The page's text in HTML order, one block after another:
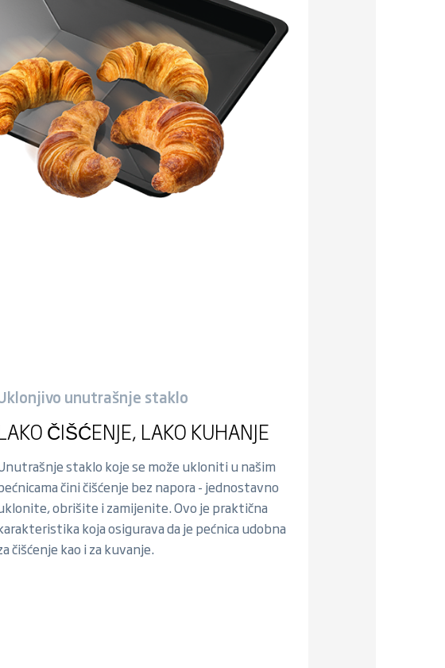
unutrašnje staklo
ČIŠĆENJE, LAKO KUHANJE
staklo koje se može ukloniti u našim
čini čišćenje bez napora - jednostavno
obrišite i zamijenite. Ovo je praktična
koja osigurava da je pećnica udobna
čišćenje kao i za kuvanje.